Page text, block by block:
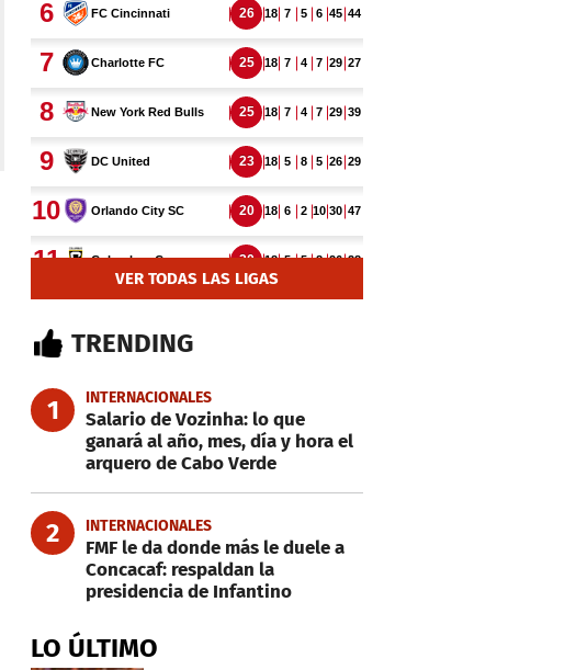
VER TODAS LAS LIGAS
TRENDING
1 INTERNACIONALES
Salario de Vozinha: lo que
ganará al año, mes, día y hora el
arquero de Cabo Verde
2 INTERNACIONALES
FMF le da donde más le duele a
Concacaf: respaldan la
presidencia de Infantino
LO ÚLTIMO